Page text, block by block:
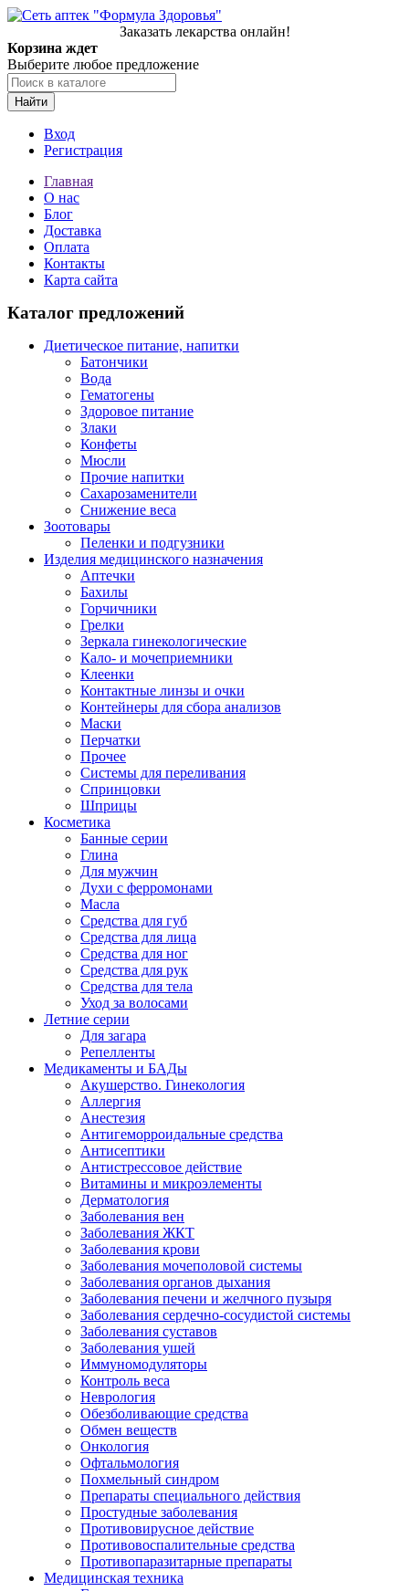
Заказать лекарства онлайн!
Корзина ждет
Выберите любое предложение
Найти
Вход
Регистрация
Главная
О нас
Блог
Доставка
Оплата
Контакты
Карта сайта
Каталог предложений
Диетическое питание, напитки
Батончики
Вода
Гематогены
Здоровое питание
Злаки
Конфеты
Мюсли
Прочие напитки
Сахарозаменители
Снижение веса
Зоотовары
Пеленки и подгузники
Изделия медицинского назначения
Аптечки
Бахилы
Горчичники
Грелки
Зеркала гинекологические
Кало- и мочеприемники
Клеенки
Контактные линзы и очки
Контейнеры для сбора анализов
Маски
Перчатки
Прочее
Системы для переливания
Спринцовки
Шприцы
Косметика
Банные серии
Глина
Для мужчин
Духи с ферромонами
Масла
Средства для губ
Средства для лица
Средства для ног
Средства для рук
Средства для тела
Уход за волосами
Летние серии
Для загара
Репелленты
Медикаменты и БАДы
Акушерство. Гинекология
Аллергия
Анестезия
Антигеморроидальные средства
Антисептики
Антистрессовое действие
Витамины и микроэлементы
Дерматология
Заболевания вен
Заболевания ЖКТ
Заболевания крови
Заболевания мочеполовой системы
Заболевания органов дыхания
Заболевания печени и желчного пузыря
Заболевания сердечно-сосудистой системы
Заболевания суставов
Заболевания ушей
Иммуномодуляторы
Контроль веса
Неврология
Обезболивающие средства
Обмен веществ
Онкология
Офтальмология
Похмельный синдром
Препараты специального действия
Простудные заболевания
Противовирусное действие
Противовоспалительные средства
Противопаразитарные препараты
Медицинская техника